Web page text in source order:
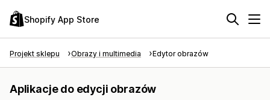
Shopify App Store
Projekt sklepu Obrazy i multimedia Edytor obrazów
Aplikacje do edycji obrazów